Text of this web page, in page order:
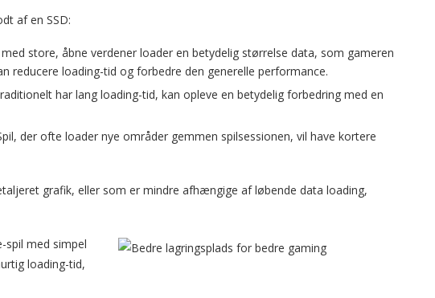
af en SSD:
med store, åbne verdener loader en betydelig størrelse data, som gameren
reducere loading-tid og forbedre den generelle performance.
har lang loading-tid, kan opleve en betydelig forbedring med en
der ofte loader nye områder gemmen spilsessionen, vil have kortere
grafik, eller som er mindre afhængige af løbende data loading,
spil med simpel
loading-tid,